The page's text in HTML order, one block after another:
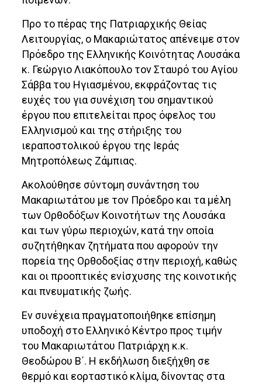
Προ το πέρας της Πατριαρχικής Θείας
Λειτουργίας, ο Μακαριώτατος απένειμε στον
Πρόεδρο της Ελληνικής Κοινότητας Λουσάκα
κ. Γεώργιο Λιακόπουλο τον Σταυρό του Αγίου
Σάββα του Ηγιασμένου, εκφράζοντας τις
ευχές του για συνέχιση του σημαντικού
έργου που επιτελείται προς όφελος του
Ελληνισμού και της στήριξης του
ιεραποστολικού έργου της Ιεράς
Μητροπόλεως Ζάμπιας.
Ακολούθησε σύντομη συνάντηση του
Μακαριωτάτου με τον Πρόεδρο και τα μέλη
των Ορθοδόξων Κοινοτήτων της Λουσάκα
και των γύρω περιοχών, κατά την οποία
συζητήθηκαν ζητήματα που αφορούν την
πορεία της Ορθοδοξίας στην περιοχή, καθώς
και οι προοπτικές ενίσχυσης της κοινοτικής
και πνευματικής ζωής.
Εν συνέχεια πραγματοποιήθηκε επίσημη
υποδοχή στο Ελληνικό Κέντρο προς τιμήν
του Μακαριωτάτου Πατριάρχη κ.κ.
Θεοδώρου Β΄. Η εκδήλωση διεξήχθη σε
θερμό και εορταστικό κλίμα, δίνοντας στα